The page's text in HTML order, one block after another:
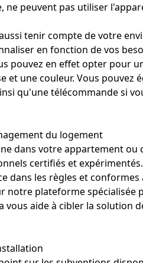
ne peuvent pas utiliser
tenir compte de votre
en fonction de vos
pouvez en effet opter pour
et une couleur. Vous pouvez
qu'une télécommande si
du logement
dans votre appartementou
certifiés et
dans les règles et
notre plateforme
vous aide à cibler la solution